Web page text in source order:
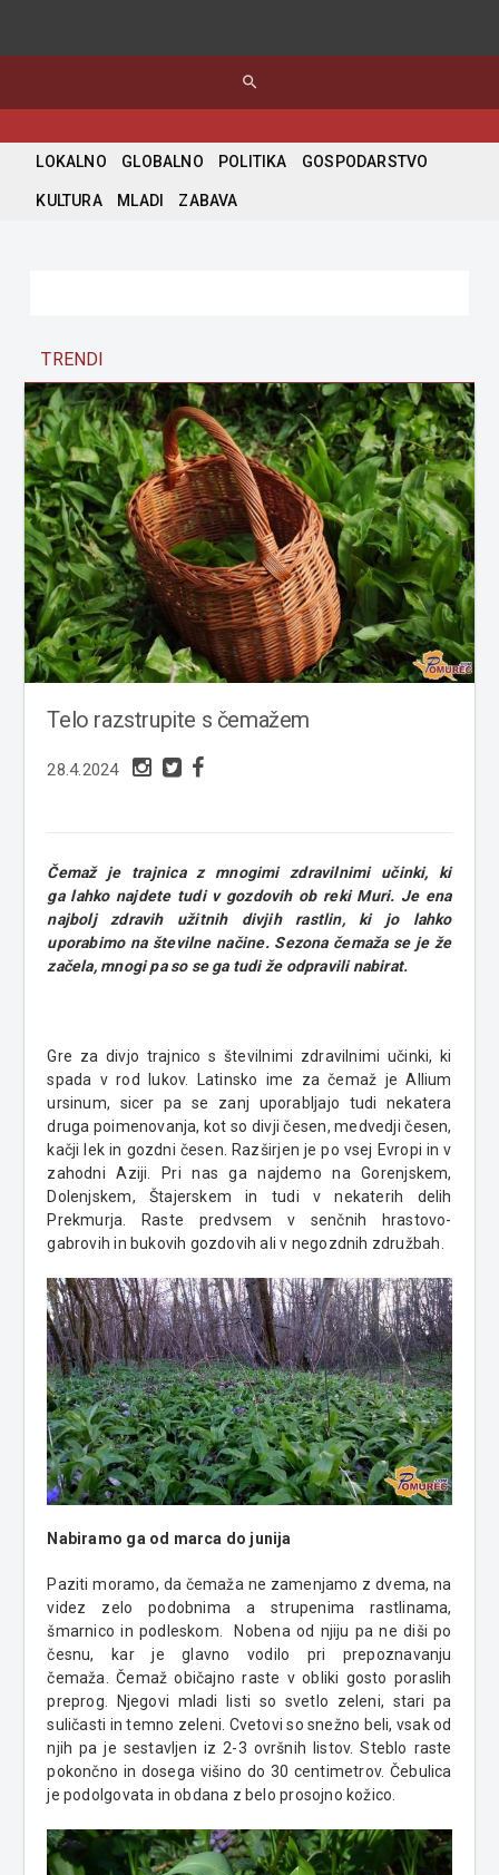
search
LOKALNO GLOBALNO POLITIKA GOSPODARSTVO
KULTURA MLADI ZABAVA
TRENDI
Telo razstrupite s čemažem
28.4.2024
Čemaž je trajnica z mnogimi zdravilnimi učinki, ki
ga lahko najdete tudi v gozdovih ob reki Muri. Je ena
najbolj zdravih užitnih divjih rastlin, ki jo lahko
uporabimo na številne načine. Sezona čemaža se je že
začela, mnogi pa so se ga tudi že odpravili nabirat.
Gre za divjo trajnico s številnimi zdravilnimi učinki, ki
spada v rod lukov. Latinsko ime za čemaž je Allium
ursinum, sicer pa se zanj uporabljajo tudi nekatera
druga poimenovanja, kot so divji česen, medvedji česen,
kačji lek in gozdni česen. Razširjen je po vsej Evropi in v
zahodni Aziji. Pri nas ga najdemo na Gorenjskem,
Dolenjskem, Štajerskem in tudi v nekaterih delih
Prekmurja. Raste predvsem v senčnih hrastovo-
gabrovih in bukovih gozdovih ali v negozdnih združbah.
Nabiramo ga od marca do junija
Paziti moramo, da čemaža ne zamenjamo z dvema, na
videz zelo podobnima a strupenima rastlinama,
šmarnico in podleskom. Nobena od njiju pa ne diši po
česnu, kar je glavno vodilo pri prepoznavanju
čemaža. Čemaž običajno raste v obliki gosto poraslih
preprog. Njegovi mladi listi so svetlo zeleni, stari pa
suličasti in temno zeleni. Cvetovi so snežno beli, vsak od
njih pa je sestavljen iz 2-3 ovršnih listov. Steblo raste
pokončno in dosega višino do 30 centimetrov. Čebulica
je podolgovata in obdana z belo prosojno kožico.